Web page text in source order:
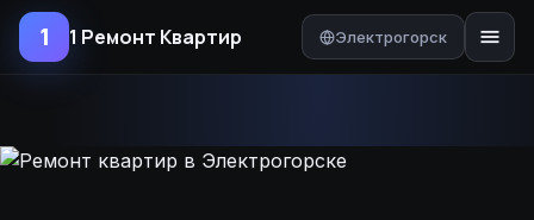
1 1 Ремонт Квартир Электрогорск